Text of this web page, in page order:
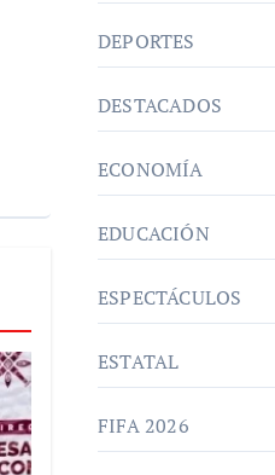
DEPORTES
DESTACADOS
ECONOMÍA
EDUCACIÓN
ESPECTÁCULOS
ESTATAL
FIFA 2026